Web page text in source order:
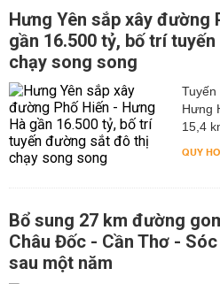
Hưng Yên sắp xây đường
gần 16.500 tỷ, bố trí
chạy song song
Hưng
15,4
QUY
Bổ sung 27 km đường
Châu Đốc - Cần Thơ -
sau một năm